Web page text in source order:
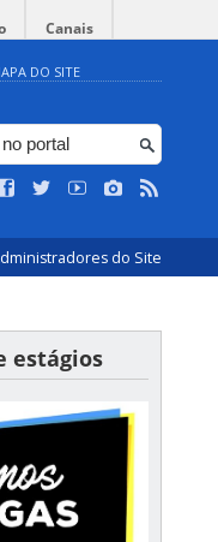
Canais
DO SITE
do Site
estágios